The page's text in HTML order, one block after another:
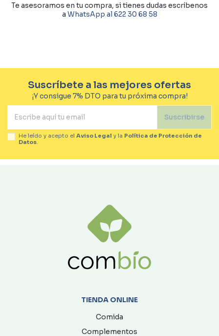
Te asesoramos en tu compra, si tienes dudas escríbenos
a WhatsApp al 622 30 68 58
Suscríbete a las mejores ofertas
¡Y consigue 7% DTO para tu próxima compra!
Suscribirse
He leído y acepto el Aviso Legal y la Política de Protección de
Datos
TIENDA ONLINE
Comida
Complementos